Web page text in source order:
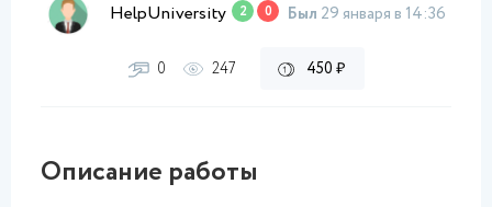
HelpUniversity 2 0 Был 29 января в 14:36
0 247 450 ₽
Описание работы